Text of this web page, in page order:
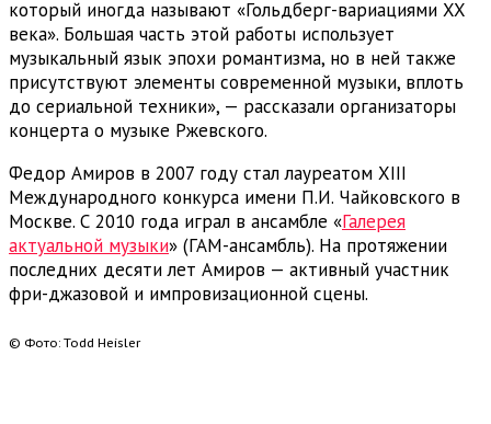
который иногда называют «Гольдберг-вариациями XX
века». Большая часть этой работы использует
музыкальный язык эпохи романтизма, но в ней также
присутствуют элементы современной музыки, вплоть
до сериальной техники», — рассказали организаторы
концерта о музыке Ржевского.
Федор Амиров в 2007 году стал лауреатом XIII
Международного конкурса имени П.И. Чайковского в
Москве. С 2010 года играл в ансамбле «Галерея
актуальной музыки» (ГАМ-ансамбль). На протяжении
последних десяти лет Амиров — активный участник
фри-джазовой и импровизационной сцены.
© Фото: Todd Heisler